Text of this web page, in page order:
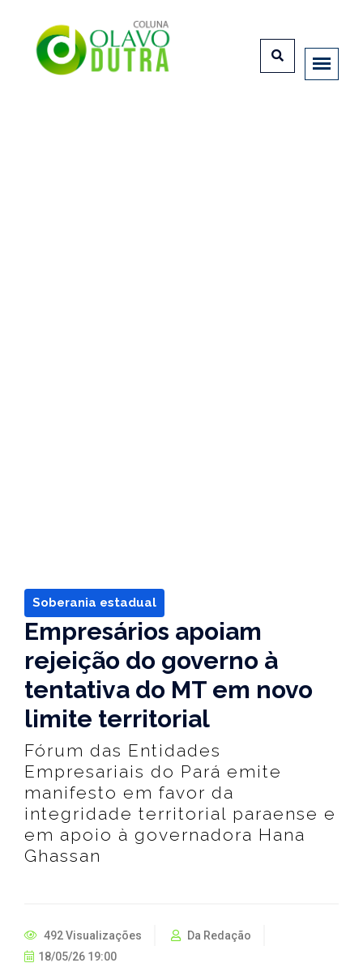
Soberania estadual
Empresários apoiam
rejeição do governo à
tentativa do MT em novo
limite territorial
Fórum das Entidades
Empresariais do Pará emite
manifesto em favor da
integridade territorial paraense e
em apoio à governadora Hana
Ghassan
492 Visualizações
Da Redação
18/05/26 19:00